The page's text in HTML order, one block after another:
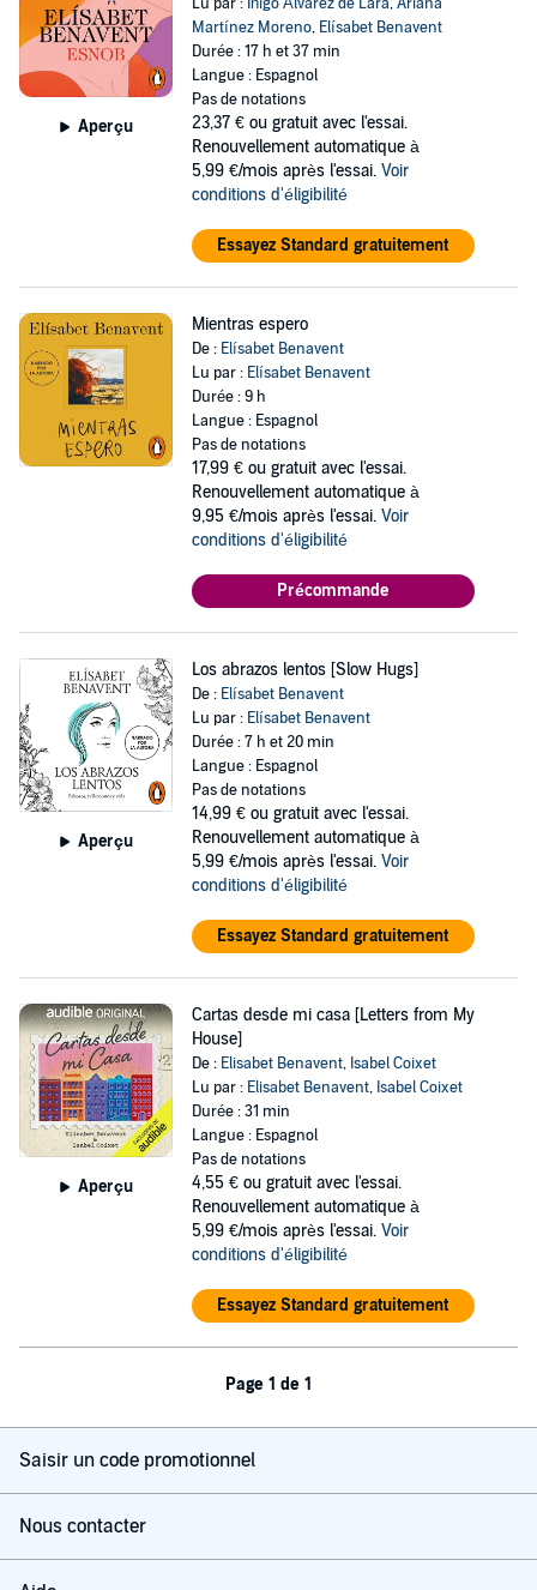
Aperçu
Martínez Moreno, Elísabet Benavent
Durée : 17 h et 37 min
Langue : Espagnol
Pas de notations
23,37 € ou gratuit avec l'essai.
Renouvellement automatique à
5,99 €/mois après l'essai. Voir
conditions d'éligibilité
Essayez Standard gratuitement
Mientras espero
De : Elísabet Benavent
Lu par : Elísabet Benavent
Durée : 9 h
Langue : Espagnol
Pas de notations
17,99 € ou gratuit avec l'essai.
Renouvellement automatique à
9,95 €/mois après l'essai. Voir
conditions d'éligibilité
Précommande
Aperçu
Los abrazos lentos [Slow Hugs]
De : Elísabet Benavent
Lu par : Elísabet Benavent
Durée : 7 h et 20 min
Langue : Espagnol
Pas de notations
14,99 € ou gratuit avec l'essai.
Renouvellement automatique à
5,99 €/mois après l'essai. Voir
conditions d'éligibilité
Essayez Standard gratuitement
Aperçu
Cartas desde mi casa [Letters from My
House]
De : Elisabet Benavent, Isabel Coixet
Lu par : Elisabet Benavent, Isabel Coixet
Durée : 31 min
Langue : Espagnol
Pas de notations
4,55 € ou gratuit avec l'essai.
Renouvellement automatique à
5,99 €/mois après l'essai. Voir
conditions d'éligibilité
Essayez Standard gratuitement
Page 1 de 1
Saisir un code promotionnel
Nous contacter